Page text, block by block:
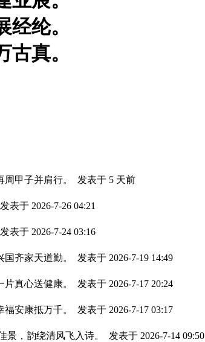
纶。
真。
周甲子并肩行。 发表于 5 天前
发表于 2026-7-26 04:21
发表于 2026-7-24 03:16
国齐家天道勤。 发表于 2026-7-19 14:49
片真心送健康。 发表于 2026-7-17 20:24
福安康抵万千。 发表于 2026-7-17 03:17
景，韵绕清风飞入诗。 发表于 2026-7-14 09:50